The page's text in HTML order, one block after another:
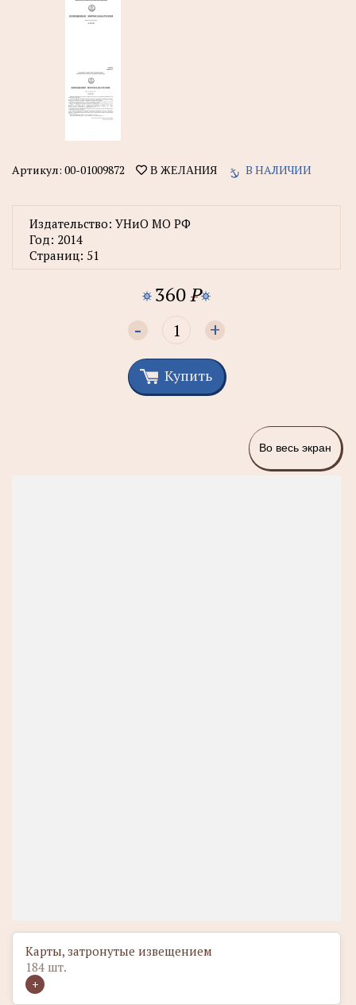
Артикул: 00-01009872 В ЖЕЛАНИЯ В НАЛИЧИИ
Издательство: УНиО МО РФ
Год: 2014
Страниц: 51
360P
- +
Купить
Во весь экран
Карты, затронутые извещением
184 шт.